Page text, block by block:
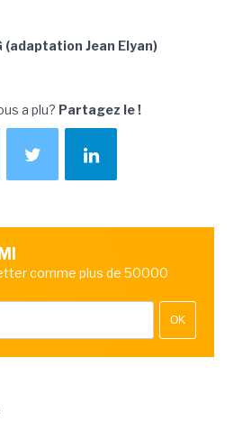
(adaptation Jean Elyan)
a plu? Partagez le !
comme plus de 50000
OK